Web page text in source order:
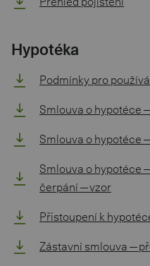
Hypotéka
Podmínky pro
Smlouva o hypotéce
Smlouva o hypotéce
Smlouva o hypotéce
čerpání — vzor
Přistoupení k
Zástavní smlouva —